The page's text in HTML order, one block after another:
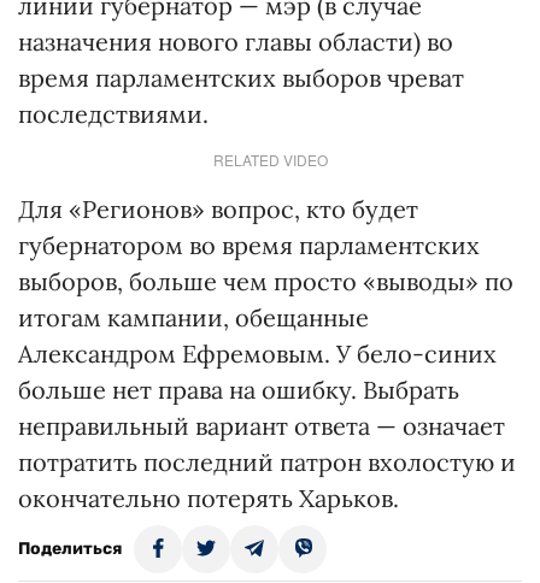
назначения нового главы области) во
время парламентских выборов чреват
последствиями.
RELATED VIDEO
Для «Регионов» вопрос, кто будет
губернатором во время парламентских
выборов, больше чем просто «выводы» по
итогам кампании, обещанные
Александром Ефремовым. У бело-синих
больше нет права на ошибку. Выбрать
неправильный вариант ответа — означает
потратить последний патрон вхолостую и
окончательно потерять Харьков.
Поделиться